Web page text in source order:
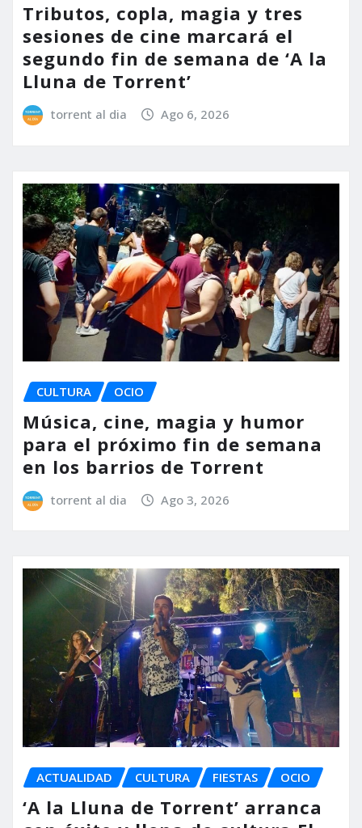
Tributos, copla, magia y tres
sesiones de cine marcará el
segundo fin de semana de ‘A la
Lluna de Torrent’
torrent al dia Ago 6, 2026
CULTURA OCIO
Música, cine, magia y humor
para el próximo fin de semana
en los barrios de Torrent
torrent al dia Ago 3, 2026
ACTUALIDAD CULTURA FIESTAS OCIO
‘A la Lluna de Torrent’ arranca